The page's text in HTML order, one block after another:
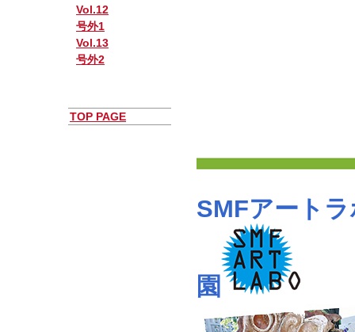
Vol.12
号外1
Vol.13
号外2
TOP PAGE
SMFアート
園